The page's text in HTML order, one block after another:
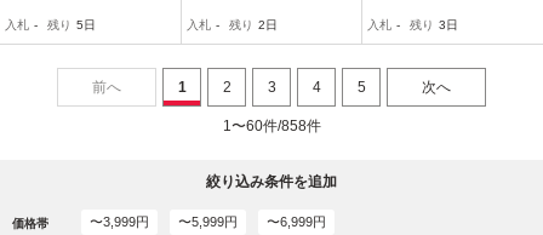
成18年12月～平成30年2
月
入札 - 残り 5日
平成18年10月～平成22年
12月
入札 - 残り 2日
60S 平成16年8月～平成1
7年8月
入札 - 残り 3日
前へ 1 2 3 4 5 次へ
1〜60件/858件
絞り込み条件を追加
価格帯 〜3,999円 〜5,999円 〜6,999円